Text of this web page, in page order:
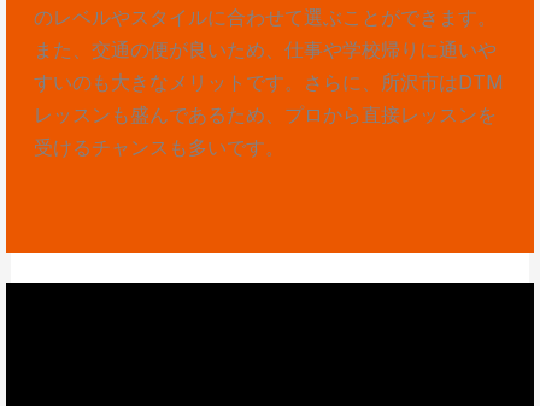
のレベルやスタイルに合わせて選ぶことができます。
また、交通の便が良いため、仕事や学校帰りに通いや
すいのも大きなメリットです。さらに、所沢市はDTM
レッスンも盛んであるため、プロから直接レッスンを
受けるチャンスも多いです。